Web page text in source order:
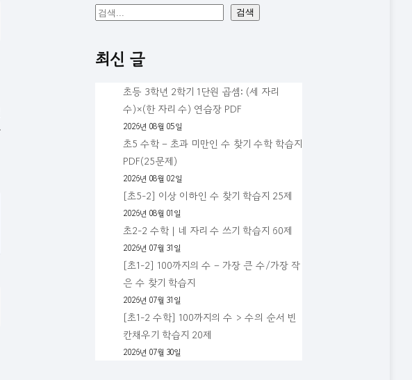
검
검색
최신 글
초등 3학년 2학기 1단원 곱셈: (세 자리
수)×(한 자리 수) 연습장 PDF
2026년 08월 05일
초5 수학 – 초과 미만인 수 찾기 수학 학습지
PDF(25문제)
2026년 08월 02일
[초5-2] 이상 이하인 수 찾기 학습지 25제
2026년 08월 01일
초2-2 수학 | 네 자리 수 쓰기 학습지 60제
2026년 07월 31일
[초1-2] 100까지의 수 – 가장 큰 수/가장 작
은 수 찾기 학습지
2026년 07월 31일
[초1-2 수학] 100까지의 수 > 수의 순서 빈
칸채우기 학습지 20제
2026년 07월 30일